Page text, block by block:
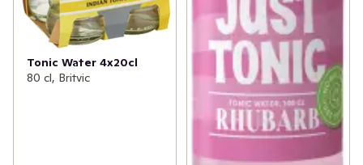
Tonic Water 4x20cl
80 cl, Britvic